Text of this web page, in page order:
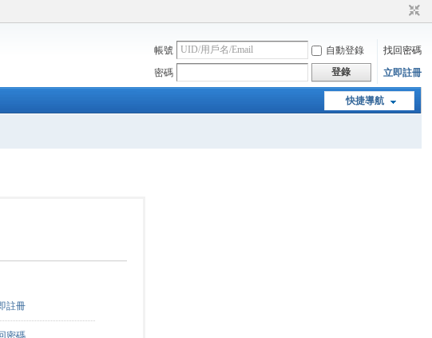
帳號 自動登錄
找回密碼
密碼
登錄 立即註冊
快捷導航
註冊
密碼